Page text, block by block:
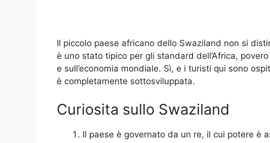
Il piccolo paese africano dello Swaziland non si
è uno stato tipico per gli standard dell’Africa,
e sull’economia mondiale. Sì, e i turisti qui sono
è completamente sottosviluppata.
Curiosita sullo Swaziland
Il paese è governato da un re, il cui potere è